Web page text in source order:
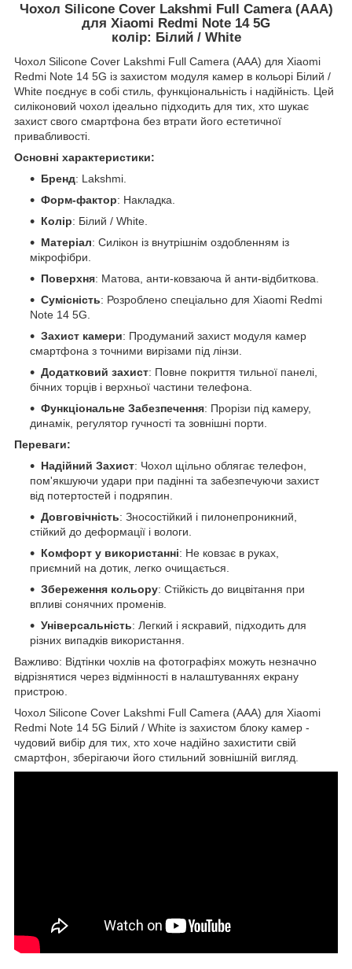
Чохол Silicone Cover Lakshmi Full Camera (AAA)
для Xiaomi Redmi Note 14 5G
колір: Білий / White
Чохол Silicone Cover Lakshmi Full Camera (AAA) для Xiaomi
Redmi Note 14 5G із захистом модуля камер в кольорі Білий /
White поєднує в собі стиль, функціональність і надійність. Цей
силіконовий чохол ідеально підходить для тих, хто шукає
захист свого смартфона без втрати його естетичної
привабливості.
Основні характеристики:
Бренд: Lakshmi.
Форм-фактор: Накладка.
Колір: Білий / White.
Матеріал: Силікон із внутрішнім оздобленням із
мікрофібри.
Поверхня: Матова, анти-ковзаюча й анти-відбиткова.
Сумісність: Розроблено спеціально для Xiaomi Redmi
Note 14 5G.
Захист камери: Продуманий захист модуля камер
смартфона з точними вирізами під лінзи.
Додатковий захист: Повне покриття тильної панелі,
бічних торців і верхньої частини телефона.
Функціональне Забезпечення: Прорізи під камеру,
динамік, регулятор гучності та зовнішні порти.
Переваги:
Надійний Захист: Чохол щільно облягає телефон,
пом'якшуючи удари при падінні та забезпечуючи захист
від потертостей і подряпин.
Довговічність: Зносостійкий і пилонепроникний,
стійкий до деформації і вологи.
Комфорт у використанні: Не ковзає в руках,
приємний на дотик, легко очищається.
Збереження кольору: Стійкість до вицвітання при
впливі сонячних променів.
Універсальність: Легкий і яскравий, підходить для
різних випадків використання.
Важливо: Відтінки чохлів на фотографіях можуть незначно
відрізнятися через відмінності в налаштуваннях екрану
пристрою.
Чохол Silicone Cover Lakshmi Full Camera (AAA) для Xiaomi
Redmi Note 14 5G Білий / White із захистом блоку камер -
чудовий вибір для тих, хто хоче надійно захистити свій
смартфон, зберігаючи його стильний зовнішній вигляд.